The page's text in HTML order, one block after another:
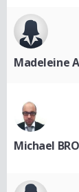
Madeleine
Michael